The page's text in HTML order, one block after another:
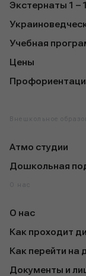
Экстернаты 1 –
Учебная
Цены
Внешкольное
Атмо студии
Дошкольная
О нас
О нас
Как проходит
Как перейти на
Документы и